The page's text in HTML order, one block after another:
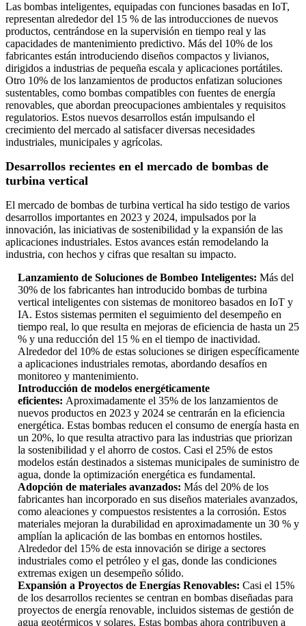
Las bombas inteligentes, equipadas con funciones basadas en IoT,
representan alrededor del 15 % de las introducciones de nuevos
productos, centrándose en la supervisión en tiempo real y las
capacidades de mantenimiento predictivo. Más del 10% de los
fabricantes están introduciendo diseños compactos y livianos,
dirigidos a industrias de pequeña escala y aplicaciones portátiles.
Otro 10% de los lanzamientos de productos enfatizan soluciones
sustentables, como bombas compatibles con fuentes de energía
renovables, que abordan preocupaciones ambientales y requisitos
regulatorios. Estos nuevos desarrollos están impulsando el
crecimiento del mercado al satisfacer diversas necesidades
industriales, municipales y agrícolas.
Desarrollos recientes en el mercado de bombas de
turbina vertical
El mercado de bombas de turbina vertical ha sido testigo de varios
desarrollos importantes en 2023 y 2024, impulsados ​​por la
innovación, las iniciativas de sostenibilidad y la expansión de las
aplicaciones industriales. Estos avances están remodelando la
industria, con hechos y cifras que resaltan su impacto.
Lanzamiento de Soluciones de Bombeo Inteligentes: Más del
30% de los fabricantes han introducido bombas de turbina
vertical inteligentes con sistemas de monitoreo basados ​​en IoT y
IA. Estos sistemas permiten el seguimiento del desempeño en
tiempo real, lo que resulta en mejoras de eficiencia de hasta un 25
% y una reducción del 15 % en el tiempo de inactividad.
Alrededor del 10% de estas soluciones se dirigen específicamente
a aplicaciones industriales remotas, abordando desafíos en
monitoreo y mantenimiento.
Introducción de modelos energéticamente
eficientes: Aproximadamente el 35% de los lanzamientos de
nuevos productos en 2023 y 2024 se centrarán en la eficiencia
energética. Estas bombas reducen el consumo de energía hasta en
un 20%, lo que resulta atractivo para las industrias que priorizan
la sostenibilidad y el ahorro de costos. Casi el 25% de estos
modelos están destinados a sistemas municipales de suministro de
agua, donde la optimización energética es fundamental.
Adopción de materiales avanzados: Más del 20% de los
fabricantes han incorporado en sus diseños materiales avanzados,
como aleaciones y compuestos resistentes a la corrosión. Estos
materiales mejoran la durabilidad en aproximadamente un 30 % y
amplían la aplicación de las bombas en entornos hostiles.
Alrededor del 15% de esta innovación se dirige a sectores
industriales como el petróleo y el gas, donde las condiciones
extremas exigen un desempeño sólido.
Expansión a Proyectos de Energías Renovables: Casi el 15%
de los desarrollos recientes se centran en bombas diseñadas para
proyectos de energía renovable, incluidos sistemas de gestión de
agua geotérmicos y solares. Estas bombas ahora contribuyen a